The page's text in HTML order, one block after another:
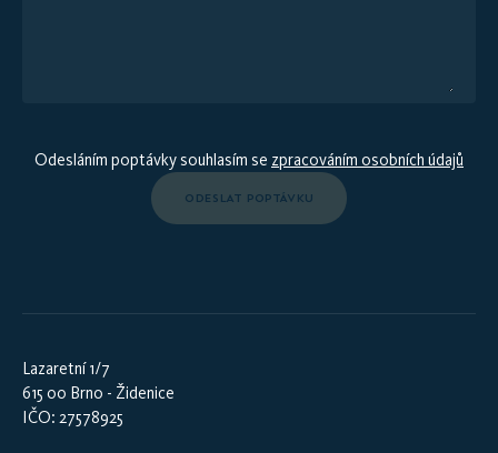
ODESLAT POPTÁVKU
Odesláním poptávky souhlasím se zpracováním osobních údajů
Lazaretní 1/7
615 00 Brno - Židenice
IČO: 27578925